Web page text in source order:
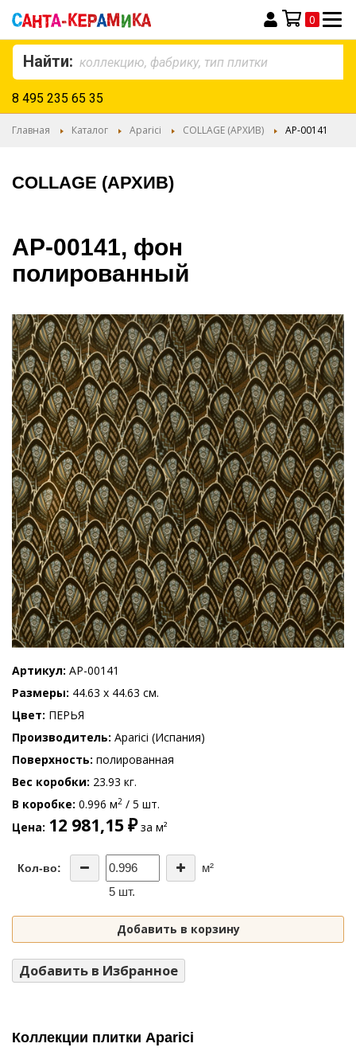
Моя корзина
0
Найти:
8 495 235 65 35
Главная Каталог Aparici COLLAGE (АРХИВ) AP-00141
COLLAGE (АРХИВ)
AP-00141, фон
полированный
Артикул AP-00141
Размеры 44.63 x 44.63 см.
Цвет ПЕРЬЯ
Производитель Aparici (Испания)
Поверхность полированная
Вес коробки 23.93 кг.
В коробке 0.996 м2 / 5 шт.
Цена 12 981,15 ₽за м²
Кол-во:
м²
5 шт.
Добавить в корзину
Добавить в Избранное
Коллекции плитки Aparici